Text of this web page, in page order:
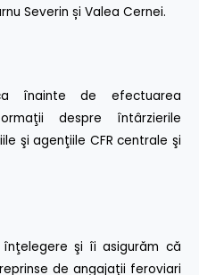
Severin și Valea Cernei.
înainte de efectuarea
despre întârzierile
şi agenţiile CFR centrale şi
şi îi asigurăm că
de angajaţii feroviari